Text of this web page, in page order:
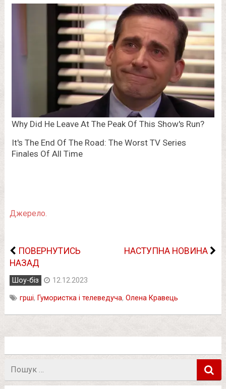
Джерело.
ПОВЕРНУТИСЬ
НАЗАД
НАСТУПНА НОВИНА
Шоу-біз 12.12.2023
грші, Гумористка і телеведуча, Олена Кравець